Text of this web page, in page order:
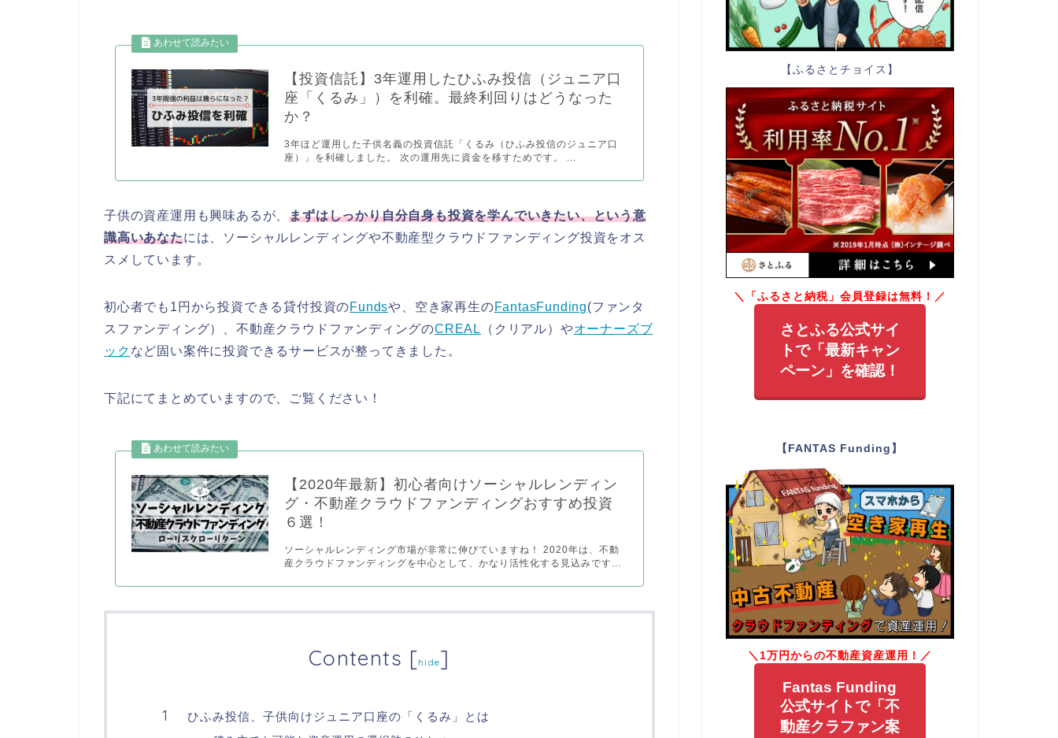
【投資信託】3年運用したひふみ投信（ジュニア口
座「くるみ」）を利確。最終利回りはどうなった
か？
3年ほど運用した子供名義の投資信託「くるみ（ひふみ投信のジュニア口
座）」を利確しました。 次の運用先に資金を移すためです。 ...
子供の資産運用も興味あるが、まずはしっかり自分自身も投資を学んでいきたい、という意
識高いあなたには、ソーシャルレンディングや不動産型クラウドファンディング投資をオス
スメしています。
初心者でも1円から投資できる貸付投資のFundsや、空き家再生のFantasFunding(ファンタ
スファンディング）、不動産クラウドファンディングのCREAL （クリアル）やオーナーズブ
ック など固い案件に投資できるサービスが整ってきました。
下記にてまとめていますので、ご覧ください！
【2020年最新】初心者向けソーシャルレンディン
グ・不動産クラウドファンディングおすすめ投資
６選！
ソーシャルレンディング市場が非常に伸びていますね！ 2020年は、不動
産クラウドファンディングを中心として、かなり活性化する見込みです...
Contents [hide]
ひふみ投信、子供向けジュニア口座の「くるみ」とは
【ふるさとチョイス】
＼「ふるさと納税」会員登録は無料！／
さとふる公式サイ
トで「最新キャン
ペーン」を確認！
【FANTAS Funding】
＼1万円からの不動産資産運用！／
Fantas Funding
公式サイトで「不
動産クラファン案